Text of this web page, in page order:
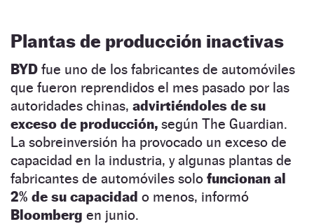
Plantas de producción inactivas
BYD fue uno de los fabricantes de automóviles
que fueron reprendidos el mes pasado por las
autoridades chinas, advirtiéndoles de su
exceso de producción, según The Guardian.
La sobreinversión ha provocado un exceso de
capacidad en la industria, y algunas plantas de
fabricantes de automóviles solo funcionan al
2% de su capacidad o menos, informó
Bloomberg en junio.